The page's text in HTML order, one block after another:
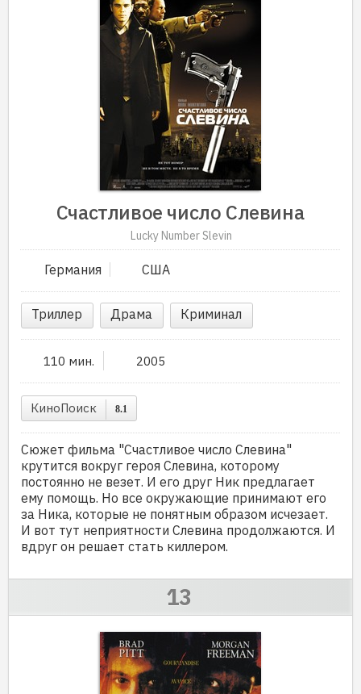
Счастливое число Слевина
Lucky Number Slevin
Германия США
Триллер Драма Криминал
110 мин. 2005
КиноПоиск 8.1
Сюжет фильма "Счастливое число Слевина"
крутится вокруг героя Слевина, которому
постоянно не везет. И его друг Ник предлагает
ему помощь. Но все окружающие принимают его
за Ника, которые не понятным образом исчезает.
И вот тут неприятности Слевина продолжаются. И
вдруг он решает стать киллером.